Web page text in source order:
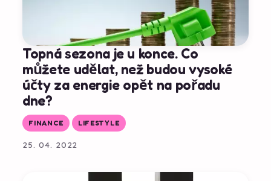
Topná sezona je u konce. Co
můžete udělat, než budou vysoké
účty za energie opět na pořadu
dne?
FINANCE LIFESTYLE
25. 04. 2022